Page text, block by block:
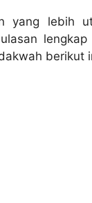
yang lebih
berikut